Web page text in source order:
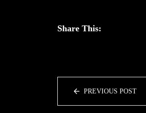
Share This:
PREVIOUS POST